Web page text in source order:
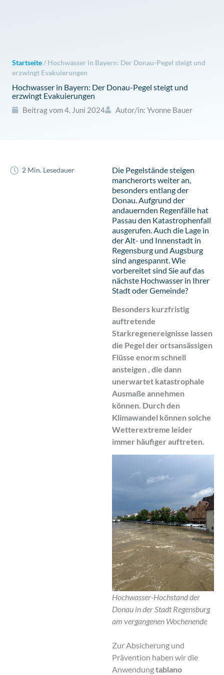
Startseite/Hochwasser in Bayern: Der Donau-Pegel steigt und
erzwingt Evakuierungen
Hochwasser in Bayern: Der Donau-Pegel steigt und
erzwingt Evakuierungen
Beitrag vom4. Juni 2024 Autor/in: Yvonne Bauer
2 Min. Lesedauer
Die Pegelstände steigen
mancherorts weiter an,
besonders entlang der
Donau. Aufgrund der
andauernden Regenfälle hat
Passau den Katastrophenfall
ausgerufen. Auch die Lage in
der Alt- und Innenstadt in
Regensburg und Augsburg
sind angespannt. Wie
vorbereitet sind Sie auf das
nächste Hochwasser in Ihrer
Stadt oder Gemeinde?
Besonders kurzfristig
auftretende
Starkregenereignisse lassen
die Pegel der ortsansässigen
Flüsse enorm schnell
ansteigen , die dann
unerwartet katastrophale
Ausmaße annehmen
können. Durch den
Klimawandel können solche
Wetterextreme leider
immer häufiger auftreten.
Hochwasser-Hochstand der
Donau in der Stadt Regensburg
am vergangenen Wochenende
Zur Absicherung und
Prävention haben wir die
Anwendungtablano